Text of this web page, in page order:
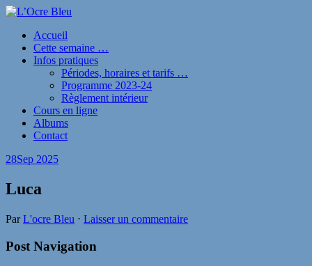
Accueil
Cette semaine …
Infos pratiques
Périodes, horaires et tarifs …
Programme 2023-24
Règlement intérieur
Cours en ligne
Albums
Contact
28Sep 2025
Luca
ParL'ocre Bleu ⋅ Laisser un commentaire
Post Navigation